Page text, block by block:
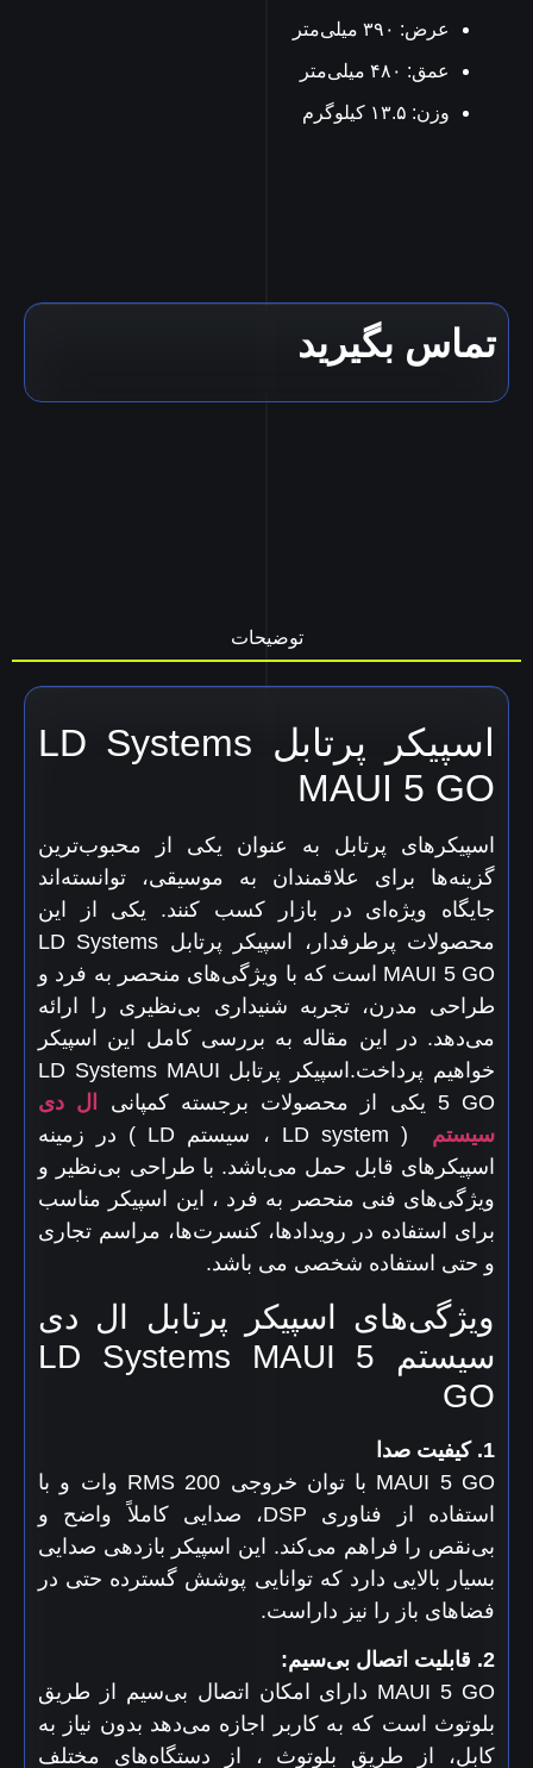
عرض: ۳۹۰ میلی‌متر
عمق: ۴۸۰ میلی‌متر
وزن: ۱۳.۵ کیلوگرم
تماس بگیرید
توضیحات
اسپیکر پرتابل LD Systems
MAUI 5 GO
اسپیکرهای پرتابل به عنوان یکی از محبوب‌ترین
گزینه‌ها برای علاقمندان به موسیقی، توانسته‌اند
جایگاه ویژه‌ای در بازار کسب کنند. یکی از این
محصولات پرطرفدار، اسپیکر پرتابل LD Systems
MAUI 5 GO است که با ویژگی‌های منحصر به فرد و
طراحی مدرن، تجربه شنیداری بی‌نظیری را ارائه
می‌دهد. در این مقاله به بررسی کامل این اسپیکر
خواهیم پرداخت.اسپیکر پرتابل LD Systems MAUI
5 GO یکی از محصولات برجسته کمپانی
ال دی
سیستم
( LD system ، سیستم LD ) در زمینه
اسپیکرهای قابل حمل می‌باشد. با طراحی بی‌نظیر و
ویژگی‌های فنی منحصر به فرد ، این اسپیکر مناسب
برای استفاده در رویدادها، کنسرت‌ها، مراسم تجاری
و حتی استفاده شخصی می باشد.
ویژگی‌های اسپیکر پرتابل ال دی
سیستم LD Systems MAUI 5
GO
1. کیفیت صدا
MAUI 5 GO با توان خروجی RMS 200 وات و با
استفاده از فناوری DSP، صدایی کاملاً واضح و
بی‌نقص را فراهم می‌کند. این اسپیکر بازدهی صدایی
بسیار بالایی دارد که توانایی پوشش گسترده حتی در
فضاهای باز را نیز داراست.
2. قابلیت اتصال بی‌سیم:
MAUI 5 GO دارای امکان اتصال بی‌سیم از طریق
بلوتوث است که به کاربر اجازه می‌دهد بدون نیاز به
کابل، از طریق بلوتوث ، از دستگاه‌های مختلف